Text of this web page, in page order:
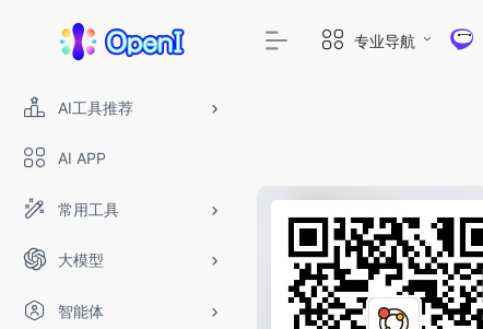
AI工具推荐
AI APP
常用工具
大模型
智能体
专业导航